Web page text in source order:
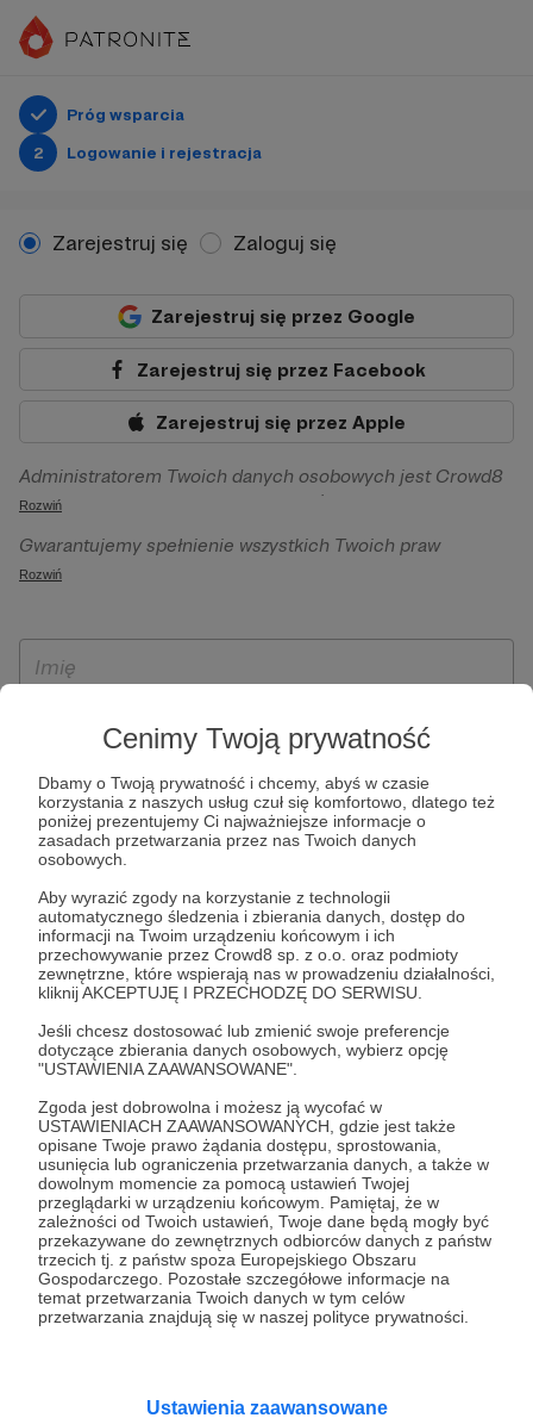
Cenimy Twoją prywatność
Dbamy o Twoją prywatność i chcemy, abyś w czasie
korzystania z naszych usług czuł się komfortowo, dlatego też
poniżej prezentujemy Ci najważniejsze informacje o
zasadach przetwarzania przez nas Twoich danych
osobowych.
Aby wyrazić zgody na korzystanie z technologii
automatycznego śledzenia i zbierania danych, dostęp do
informacji na Twoim urządzeniu końcowym i ich
przechowywanie przez Crowd8 sp. z o.o. oraz podmioty
zewnętrzne, które wspierają nas w prowadzeniu działalności,
kliknij AKCEPTUJĘ I PRZECHODZĘ DO SERWISU.
Jeśli chcesz dostosować lub zmienić swoje preferencje
dotyczące zbierania danych osobowych, wybierz opcję
"USTAWIENIA ZAAWANSOWANE".
Zgoda jest dobrowolna i możesz ją wycofać w
USTAWIENIACH ZAAWANSOWANYCH, gdzie jest także
opisane Twoje prawo żądania dostępu, sprostowania,
usunięcia lub ograniczenia przetwarzania danych, a także w
dowolnym momencie za pomocą ustawień Twojej
przeglądarki w urządzeniu końcowym. Pamiętaj, że w
zależności od Twoich ustawień, Twoje dane będą mogły być
przekazywane do zewnętrznych odbiorców danych z państw
trzecich tj. z państw spoza Europejskiego Obszaru
Gospodarczego. Pozostałe szczegółowe informacje na
temat przetwarzania Twoich danych w tym celów
przetwarzania znajdują się w naszej polityce prywatności.
Ustawienia zaawansowane
Próg wsparcia
2
Logowanie i rejestracja
Zarejestruj się Zaloguj się
Zarejestruj się przez Google
Zarejestruj się przez Facebook
Zarejestruj się przez Apple
Administratorem Twoich danych osobowych jest Crowd8
sp. z o.o. z siedziba w Warszawie, ul. Żwirki i Wigury 16, 02-
092 Warszawa. Twoje dane osobowe będą przetwarzane w
szczególności w celu wykonania umowy zawartej z Tobą, w
Patronite.pl, w tym możliwości dokonywania oraz
otrzymywania wsparcia na naszej platformie oraz
Rozwiń
Gwarantujemy spełnienie wszystkich Twoich praw
wynikających z ogólnego rozporządzenia o ochronie
ich przenoszenia, niepodlegania zautomatyzowanemu
podejmowaniu decyzji, w tym profilowaniu, a także prawo
osobowych. Rejestracja dla osób niepełnoletnich możliwa
jest po przekazaniu podpisanego formularza "Zgodna na
założenie konta przez osobę niepełnoletnią", formularz
dostępny jest na stronie regulaminu Patronite.pl.
Rozwiń
* Zapoznałem się i akceptujęRegulaminserwisu oraz
Prywatności
* Wyrażam zgodę na przetwarzanie moich danych
osobowych podanych w formularzu rejestracyjnym w celu
prawidłowego świadczenia usług serwisu Patronite.
Wyrażam zgodę na otrzymywanie drogą elektroniczną
informacji handlowych - newslettera. Opcja ta może zostać
zmieniona w ustawieniach konta.